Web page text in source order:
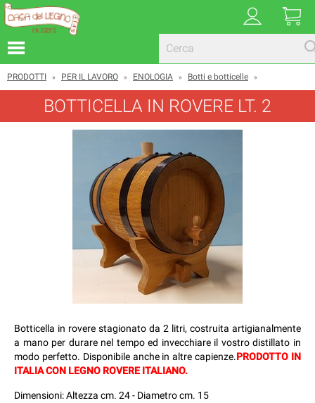
PRODOTTI » PER IL LAVORO » ENOLOGIA » Botti e botticelle »
BOTTICELLA IN ROVERE LT. 2
Botticella in rovere stagionato da 2 litri, costruita artigianalmente
a mano per durare nel tempo ed invecchiare il vostro distillato in
modo perfetto. Disponibile anche in altre capienze.PRODOTTO IN
ITALIA CON LEGNO ROVERE ITALIANO.
Dimensioni: Altezza cm. 24 - Diametro cm. 15